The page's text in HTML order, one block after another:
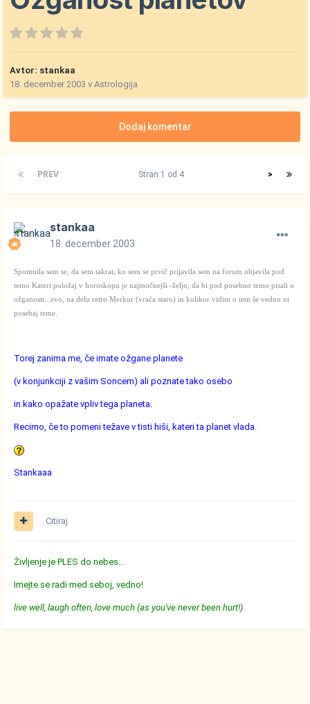
Avtor: stankaa
18. december 2003 vAstrologija
Dodaj komentar
PREV >
Stran 1 od 4
stankaa
18. december 2003
Spomnila sem se, da sem takrat, ko sem se prvič prijavila sem na forum objavila pod
temo Kateri položaj v horoskopu je najmočnejši -željo, da bi pod posebno temo pisali o
ožganosti...evo, na delu retro Merkur (vrača staro) in kolikor vidim o tem še vedno ni
posebaj teme.
Torej zanima me, če imate ožgane planete
(v konjunkciji z vašim Soncem) ali poznate tako osebo
in kako opažate vpliv tega planeta.
Recimo, če to pomeni težave v tisti hiši, kateri ta planet vlada.
Stankaaa
Citiraj
Življenje je PLES do nebes...
Imejte se radi med seboj, vedno!
live well, laugh often, love much (as you've never been hurt!)